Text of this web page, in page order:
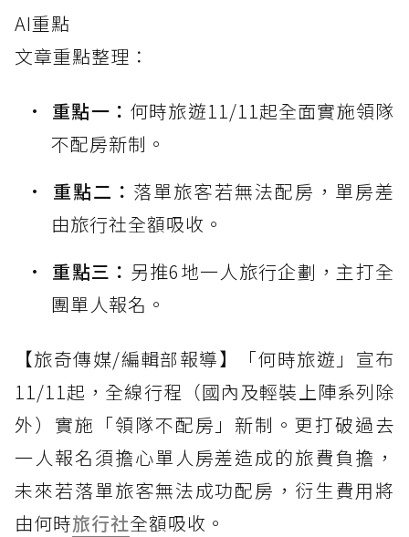
AI重點
文章重點整理：
重點一： 何時旅遊11/11起全面實施領隊
不配房新制。
重點二： 落單旅客若無法配房，單房差
由旅行社全額吸收。
重點三： 另推6地一人旅行企劃，主打全
團單人報名。
【旅奇傳媒/編輯部報導】「何時旅遊」宣布
11/11起，全線行程（國內及輕裝上陣系列除
外）實施「領隊不配房」新制。更打破過去
一人報名須擔心單人房差造成的旅費負擔，
未來若落單旅客無法成功配房，衍生費用將
由何時旅行社全額吸收。